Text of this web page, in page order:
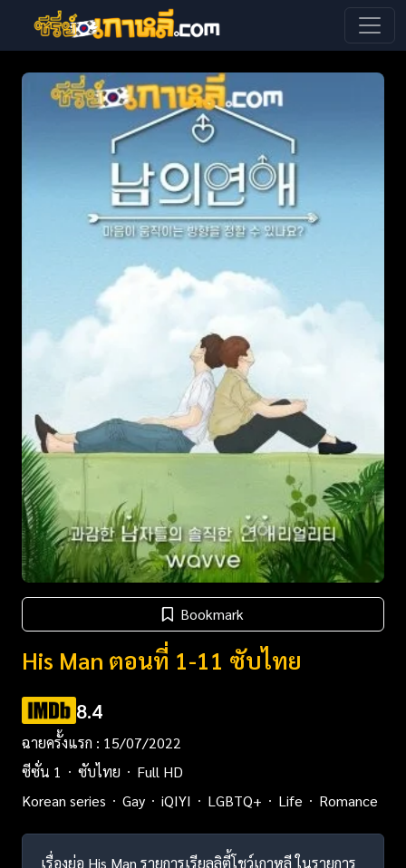
Bookmark
His Man ตอนที่ 1-11 ซับไทย
8.4
ฉายครั้งแรก : 15/07/2022
ซีซั่น 1
ซับไทย
Full HD
Korean series
Gay iQIYI LGBTQ+ Life Romance
เรื่องย่อ His Man รายการเรียลลิตี้โชว์เกาหลี ในรายการ